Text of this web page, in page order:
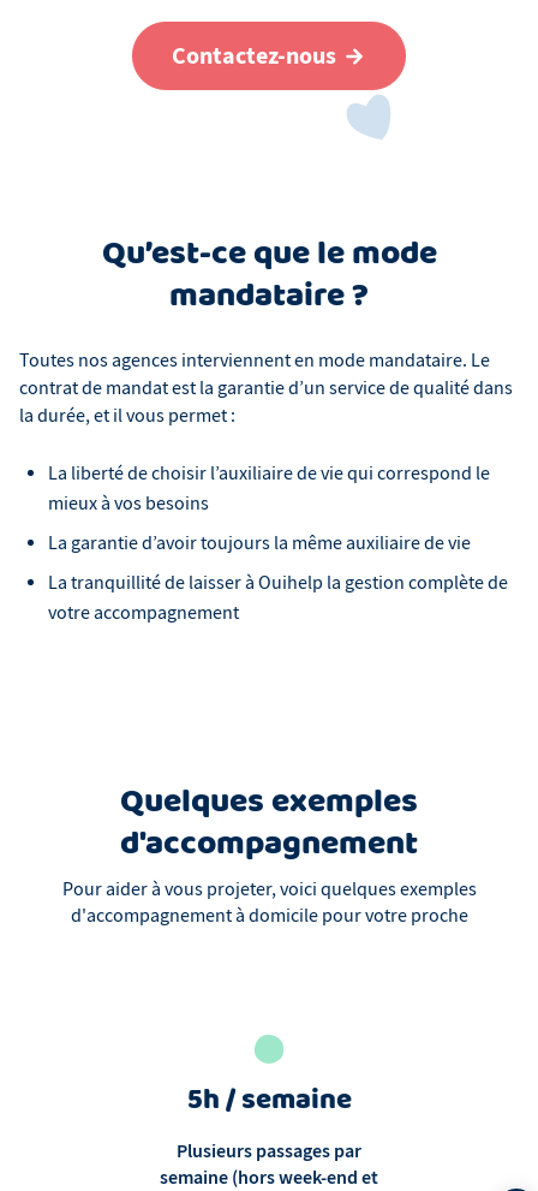
Contactez-nous
Qu’est-ce que le mode
mandataire ?
Toutes nos agences interviennent en mode mandataire. Le
contrat de mandat est la garantie d’un service de qualité dans
la durée, et il vous permet :
La liberté de choisir l’auxiliaire de vie qui correspond le
mieux à vos besoins
La garantie d’avoir toujours la même auxiliaire de vie
La tranquillité de laisser à Ouihelp la gestion complète de
votre accompagnement
Quelques exemples
d'accompagnement
Pour aider à vous projeter, voici quelques exemples
d'accompagnement à domicile pour votre proche
5h / semaine
Plusieurs passages par
semaine (hors week-end et